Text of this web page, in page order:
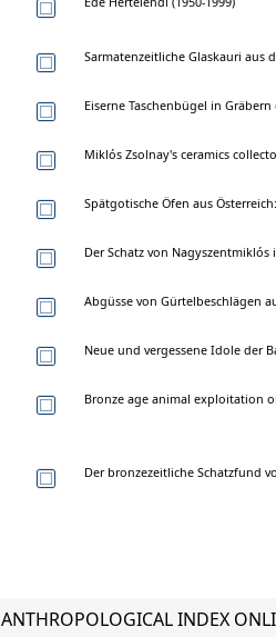
Sarmatenzeitliche Glaskauri aus
Eiserne Taschenbügel in
Miklós Zsolnay's ceramics
Spätgotische Öfen aus
Der Schatz von
Abgüsse von Gürtelbeschlägen
Neue und vergessene Idole der
Bronze age animal exploitation
Der bronzezeitliche Schatzfund
ANTHROPOLOGICAL INDEX